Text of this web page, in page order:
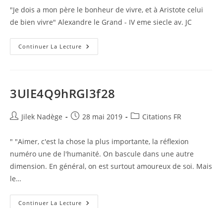
la
publication :
"Je dois a mon père le bonheur de vivre, et à Aristote celui
de bien vivre" Alexandre le Grand - IV eme siecle av. JC
Continuer La Lecture 63LQ8feEV4lSw1g
3UlE4Q9hRGl3f28
Auteur/autrice
la
publication :
Jilek Nadège
Publication
28 mai 2019
PostCitations FR
" "Aimer, c'est la chose la plus importante, la réflexion
numéro une de l'humanité. On bascule dans une autre
dimension. En général, on est surtout amoureux de soi. Mais
le…
Continuer La Lecture 3UlE4Q9hRGl3f28